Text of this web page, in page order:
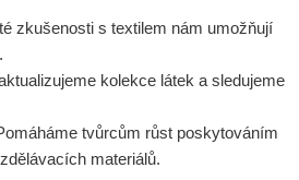
zkušenosti s textilem nám umožňují
kolekce látek a sledujeme
tvůrcům růst poskytováním
materiálů.